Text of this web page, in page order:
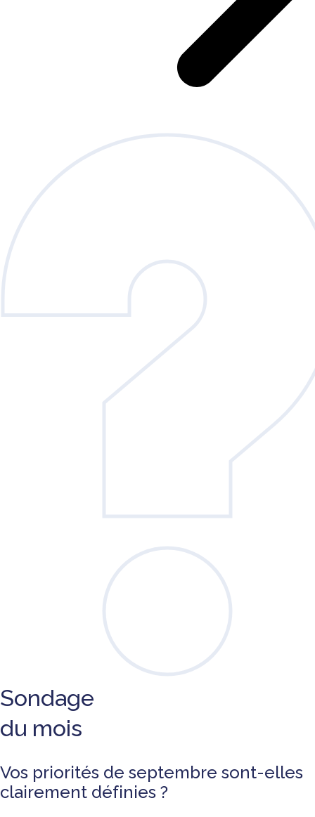
Sondage
du mois
Vos priorités de septembre sont-elles
clairement définies ?